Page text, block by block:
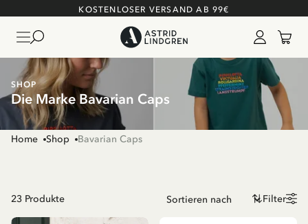
KOSTENLOSER VERSAND AB 99€
SHOP
Die Marke Bavarian Caps
Home Shop Bavarian Caps
23 Produkte Filter